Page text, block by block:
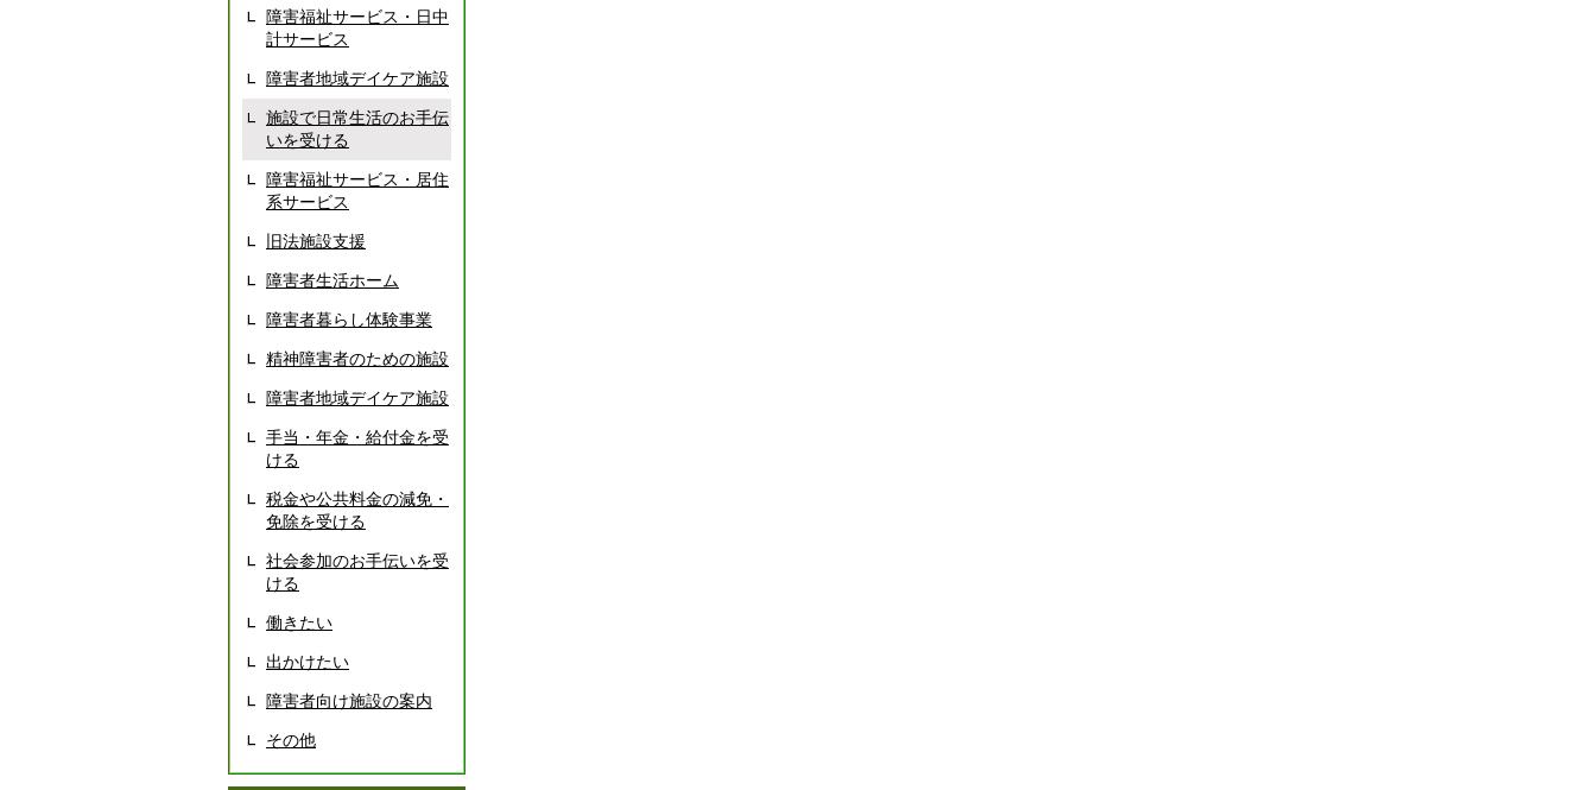
障害福祉サービス・日中
計サービス
障害者地域デイケア施設
施設で日常生活のお手伝
いを受ける
障害福祉サービス・居住
系サービス
旧法施設支援
障害者生活ホーム
障害者暮らし体験事業
精神障害者のための施設
障害者地域デイケア施設
手当・年金・給付金を受
ける
税金や公共料金の減免・
免除を受ける
社会参加のお手伝いを受
ける
働きたい
出かけたい
障害者向け施設の案内
その他